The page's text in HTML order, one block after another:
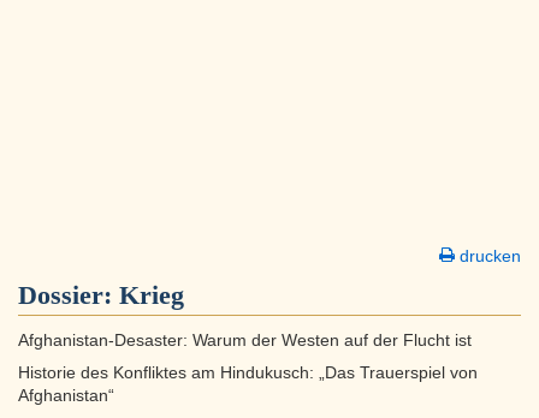
drucken
Dossier: Krieg
Afghanistan-Desaster: Warum der Westen auf der Flucht ist
Historie des Konfliktes am Hindukusch: „Das Trauerspiel von
Afghanistan“